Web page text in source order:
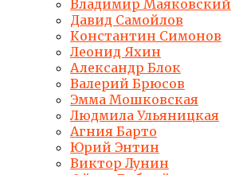
Владимир Маяковский
Давид Самойлов
Константин Симонов
Леонид Яхин
Александр Блок
Валерий Брюсов
Эмма Мошковская
Людмила Ульяницкая
Агния Барто
Юрий Энтин
Виктор Лунин